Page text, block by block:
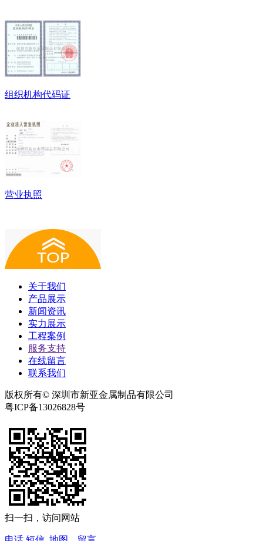
组织机构代码证
营业执照
关于我们
产品展示
新闻资讯
实力展示
工程案例
服务支持
在线留言
联系我们
版权所有© 深圳市新亚金属制品有限公司
粤ICP备13026828号
扫一扫，访问网站